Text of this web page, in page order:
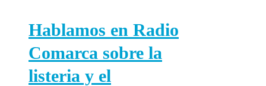
Hablamos en Radio
Comarca sobre la
listeria y el